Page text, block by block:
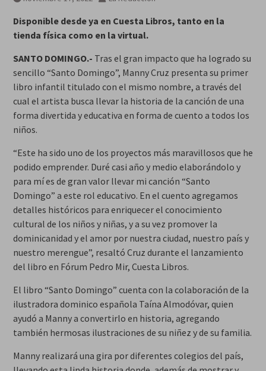
Disponible desde ya en Cuesta Libros, tanto en la
tienda física como en la virtual.
SANTO DOMINGO.- Tras el gran impacto que ha logrado su
sencillo “Santo Domingo”, Manny Cruz presenta su primer
libro infantil titulado con el mismo nombre, a través del
cual el artista busca llevar la historia de la canción de una
forma divertida y educativa en forma de cuento a todos los
niños.
“Este ha sido uno de los proyectos más maravillosos que he
podido emprender. Duré casi año y medio elaborándolo y
para mí es de gran valor llevar mi canción “Santo
Domingo” a este rol educativo. En el cuento agregamos
detalles históricos para enriquecer el conocimiento
cultural de los niños y niñas, y a su vez promover la
dominicanidad y el amor por nuestra ciudad, nuestro país y
nuestro merengue”, resaltó Cruz durante el lanzamiento
del libro en Fórum Pedro Mir, Cuesta Libros.
El libro “Santo Domingo” cuenta con la colaboración de la
ilustradora dominico española Taína Almodóvar, quien
ayudó a Manny a convertirlo en historia, agregando
también hermosas ilustraciones de su niñez y de su familia.
Manny realizará una gira por diferentes colegios del país,